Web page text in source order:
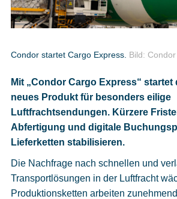
Impressum
Condor startet Cargo Express. Bild: Condor
Mit „Condor Cargo Express“ startet
neues Produkt für besonders eilige
Luftfrachtsendungen. Kürzere
Abfertigung und digitale
Lieferketten stabilisieren.
Die Nachfrage nach schnellen und
Transportlösungen in der Luftfracht
Produktionsketten arbeiten